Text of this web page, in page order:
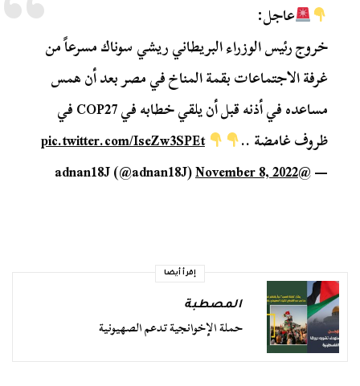
عاجل:
خروج رئيس الوزراء البريطاني ريشي سوناك مسرعاً من
غرفة الاجتماعات بقمة المناخ في مصر بعد أن همس
مساعده في أذنه قبل أن يلقي خطابه في COP27 في
ظروف غامضة ..
pic.twitter.com/IseZw3SPEt
— @adnan18J (@adnan18J)
November 8, 2022
إقرأ أيضا
المصطبة
حملة الإخوانجية تدعم الصهيونية